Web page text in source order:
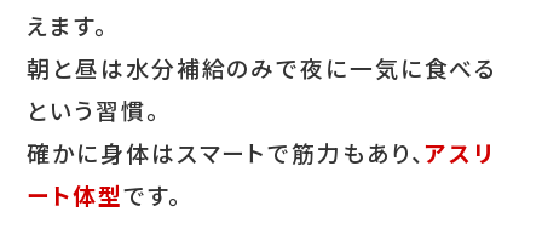
えます。
朝と昼は水分補給のみで夜に一気に食べる
という習慣。
確かに身体はスマートで筋力もあり、アスリ
ート体型です。